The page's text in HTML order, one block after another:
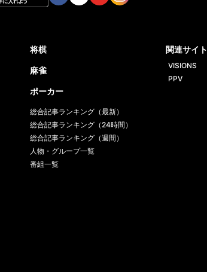
将棋
麻雀
ポーカー
総合記事ランキング（最新）
総合記事ランキング（24時間）
総合記事ランキング（週間）
人物・グループ一覧
番組一覧
関連サイト
VISIONS
PPV